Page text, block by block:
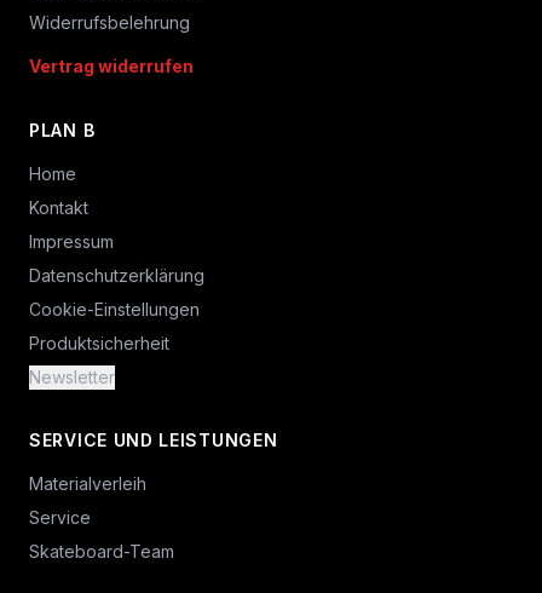
Widerrufsbelehrung
Vertrag widerrufen
PLAN B
Home
Kontakt
Impressum
Datenschutzerklärung
Cookie-Einstellungen
Produktsicherheit
Newsletter
SERVICE UND LEISTUNGEN
Materialverleih
Service
Skateboard-Team